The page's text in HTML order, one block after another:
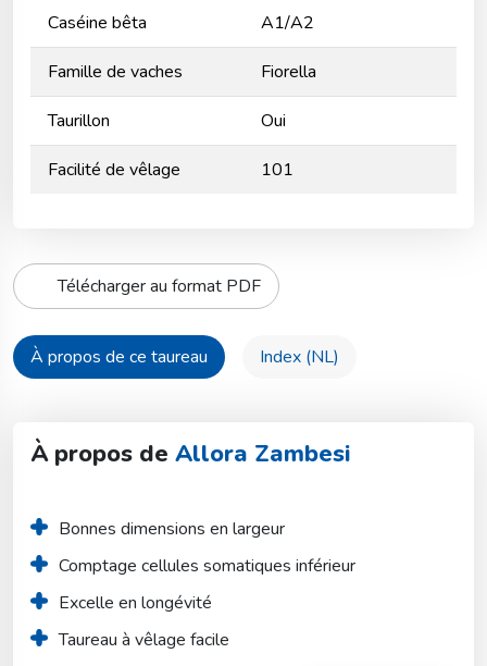
Caséine bêta A1/A2
Famille de vaches Fiorella
Taurillon Oui
Facilité de vêlage 101
À propos de ce taureau Index (NL)
Télécharger au format PDF
À propos de Allora Zambesi
Bonnes dimensions en largeur
Comptage cellules somatiques inférieur
Excelle en longévité
Taureau à vêlage facile